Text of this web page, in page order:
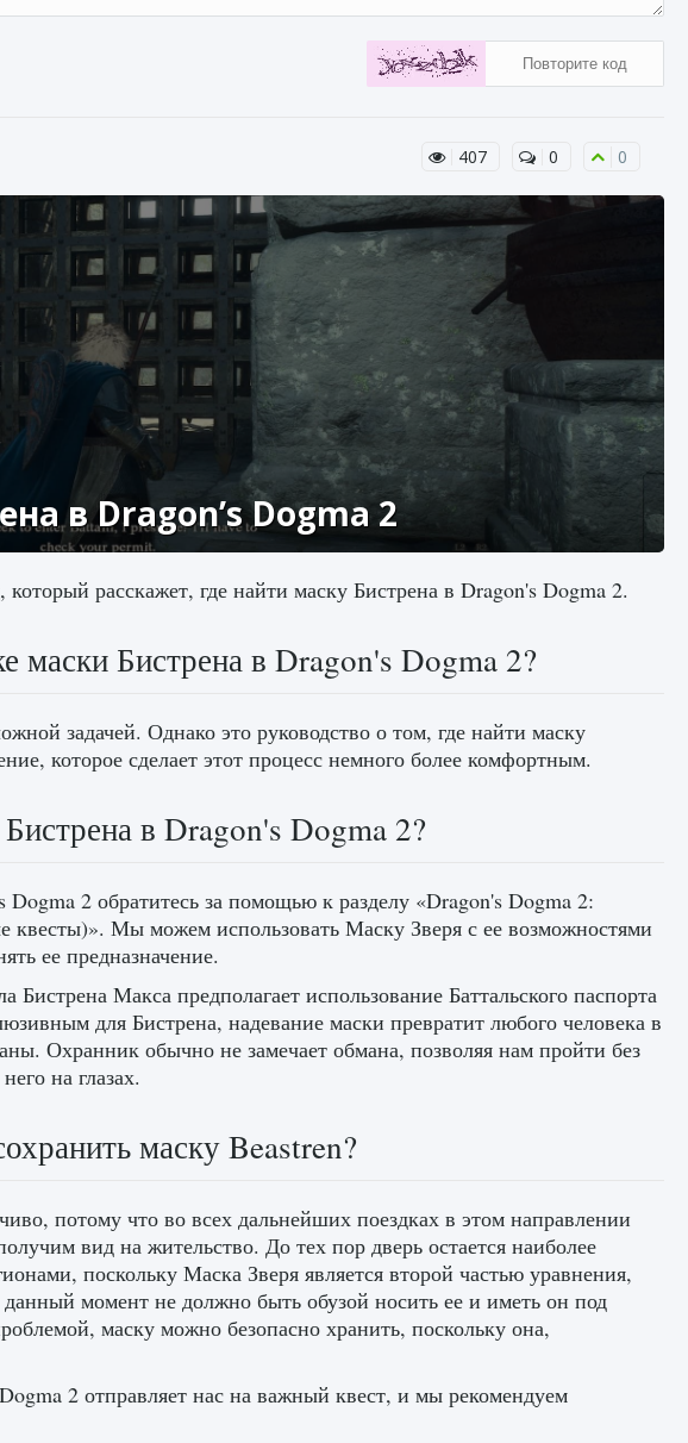
407 0 0
в Dragon’s Dogma 2
расскажет, где найти маску Бистрена в Dragon's Dogma 2.
маски Бистрена в Dragon's Dogma 2?
задачей. Однако это руководство о том, где найти маску
которое сделает этот процесс немного более комфортным.
в Dragon's Dogma 2?
2 обратитесь за помощью к разделу «Dragon's Dogma 2:
Мы можем использовать Маску Зверя с ее возможностями
ее предназначение.
Макса предполагает использование Баттальского паспорта
для Бистрена, надевание маски превратит любого человека в
Охранник обычно не замечает обмана, позволяя нам пройти без
на глазах.
маску Beastren?
потому что во всех дальнейших поездках в этом направлении
вид на жительство. До тех пор дверь остается наиболее
поскольку Маска Зверя является второй частью уравнения,
момент не должно быть обузой носить ее и иметь он под
маску можно безопасно хранить, поскольку она,
2 отправляет нас на важный квест, и мы рекомендуем